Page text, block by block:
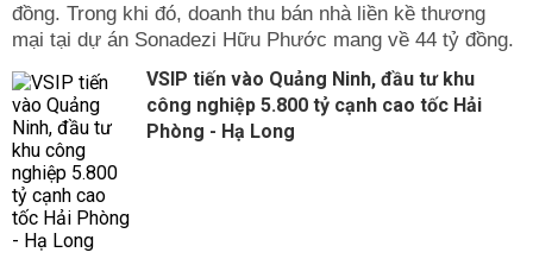
đồng. Trong khi đó, doanh thu bán nhà liền kề thương
mại tại dự án Sonadezi Hữu Phước mang về 44 tỷ đồng.
VSIP tiến vào Quảng Ninh, đầu tư khu
công nghiệp 5.800 tỷ cạnh cao tốc Hải
Phòng - Hạ Long